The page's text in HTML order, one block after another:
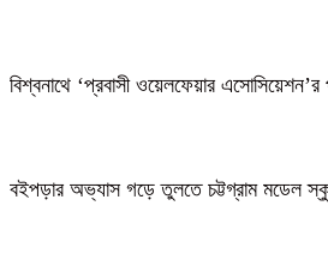
বিশ্বনাথে ‘প্রবাসী ওয়েলফেয়ার
বইপড়ার অভ্যাস গড়ে তুলতে চট্টগ্রাম মডেল